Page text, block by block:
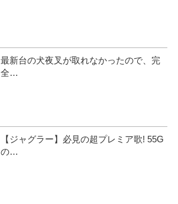
最新台の犬夜叉が取れなかったので、完
全…
【ジャグラー】必見の超プレミア歌! 55G
の…